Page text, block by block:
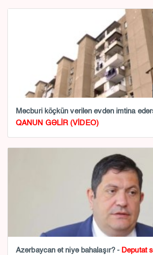
Məcburi köçkün verilən evdən imtina
QANUN GƏLİR (VİDEO)
Azərbaycan ət niyə bahalaşır? - Deputat